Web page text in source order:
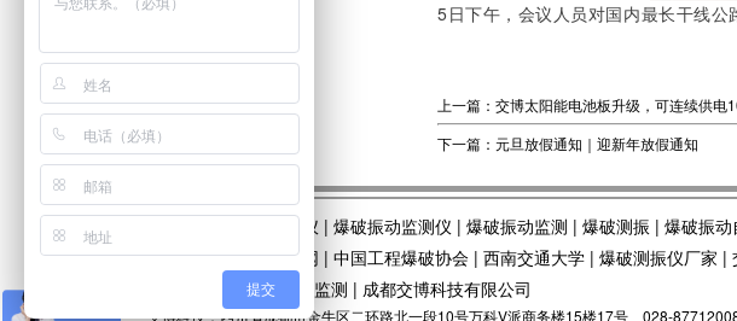
5日下午，会议人员对国内最长干线
上一篇：交博太阳能电池板升级，可连续供电
下一篇：元旦放假通知｜迎新年放假通知
爆破测振仪 | 爆破振动监测仪 | 爆破振动监测 | 爆破测振 | 爆破振动
友情链接 :中国爆破网 | 中国工程爆破协会 | 西南交通大学 | 爆破测振仪厂家 |
爆破安全监测 | 成都交博科技有限公司
交博科技：四川省成都市金牛区二环路北一段10号万科V派商务楼15楼17号 028-
提交